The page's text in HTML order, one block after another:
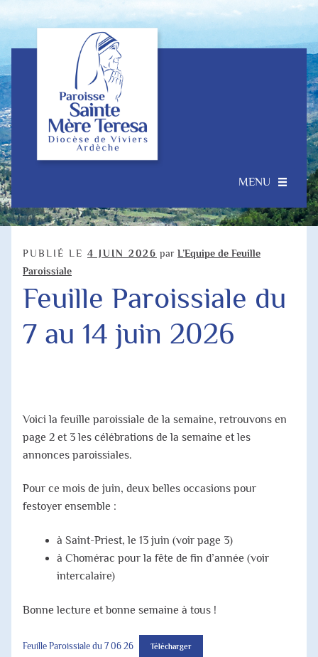
Aller
Aller
MENU
Accueil
Notre Paroisse
enfant
Je souhaite…
Agenda Paroissial
PUBLIÉ LE 4 JUIN 2026 par L’Equipe de Feuille
Paroissiale
Feuille Paroissiale du
7 au 14 juin 2026
Voici la feuille paroissiale de la semaine, retrouvons en
page 2 et 3 les célébrations de la semaine et les
annonces paroissiales.
Pour ce mois de juin, deux belles occasions pour
festoyer ensemble :
à Saint-Priest, le 13 juin (voir page 3)
à Chomérac pour la fête de fin d’année (voir
intercalaire)
Bonne lecture et bonne semaine à tous !
Feuille Paroissiale du 7 06 26 Télécharger